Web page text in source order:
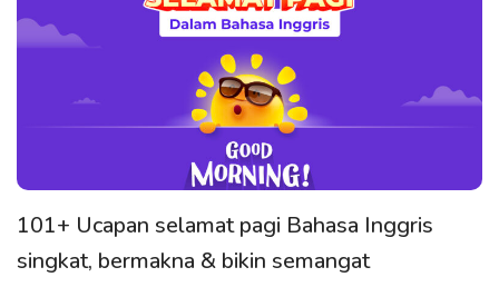
warna dalam Bahasa Inggris secara tepat dengan dukungan
teknologi kecerdasan buatan eksklusif. Apa bahasa Inggris
dari warna? Saat kamu […]
101+ Ucapan selamat pagi Bahasa Inggris
singkat, bermakna & bikin semangat